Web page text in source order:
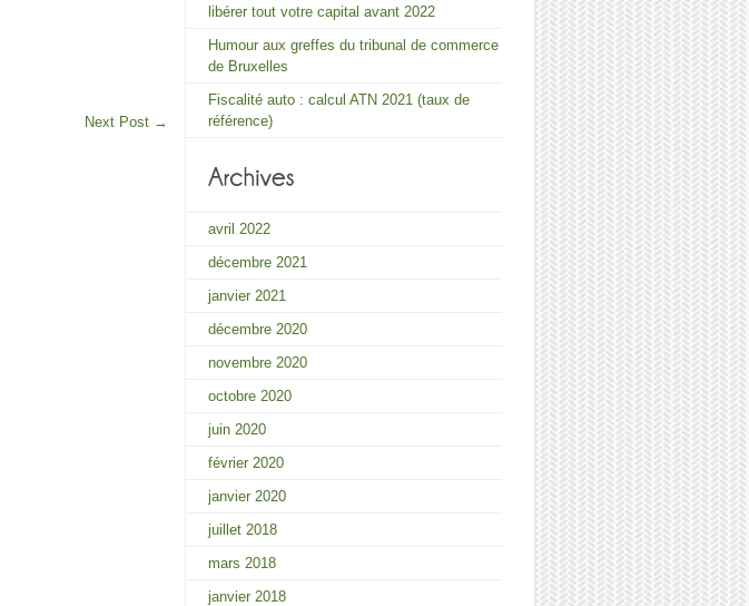
Next Post →
libérer tout votre capital avant 2022
Humour aux greffes du tribunal de commerce
de Bruxelles
Fiscalité auto : calcul ATN 2021 (taux de
référence)
avril 2022
décembre 2021
janvier 2021
décembre 2020
novembre 2020
octobre 2020
juin 2020
février 2020
janvier 2020
juillet 2018
mars 2018
janvier 2018